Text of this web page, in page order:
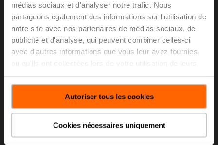
médias sociaux et d'analyser notre trafic. Nous
partageons également des informations sur l'utilisation de
notre site avec nos partenaires de médias sociaux, de
publicité et d'analyse, qui peuvent combiner celles-ci
avec d'autres informations que vous leur avez fournies
Autoriser tous les cookies
Cookies nécessaires uniquement
MS-NRH
Kit de montage pour vannes de mélange Hora
Ajouter au
panier
Ajouter à la liste
de projets
Partager